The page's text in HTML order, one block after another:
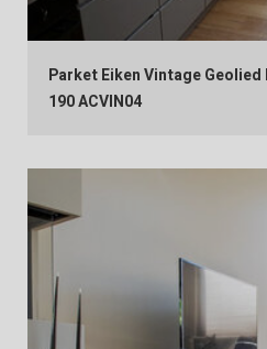
Parket Eiken Vintage
190 ACVIN04